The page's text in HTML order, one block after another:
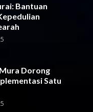
Bantuan
Dorong
Satu